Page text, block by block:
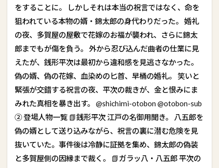
をすることに。 しかしそれは本当の祝言ではなく、命を
狙われている本物の婿・錦太郎の身代わりだった。 婚礼
の夜、多賀屋の屋敷で花嫁のお福が襲われ、さらに錦太
郎までもが傷を負う。 外から忍び込んだ曲者の仕業に見
えたが、銭形平次は最初から違和感を見逃さなかった。
偽の婿、偽の花嫁、血染めの匕首、早桶の婚礼――。 笑いと
緊張が交錯する祝言の夜、平次の裁きが、金と恨みにま
みれた真相を暴き出す。 @shichimi-otobon @otobon-sub
② 登場人物一覧 📗銭形平次 江戸の名御用聞き。 八五郎を
偽の婿として送り込みながら、祝言の裏に潜む危険を見
抜いていた。事件後は冷静に証拠を集め、錦太郎の偽装
と多賀屋側の因縁まで裁く。 📗ガラッ八・八五郎 平次の